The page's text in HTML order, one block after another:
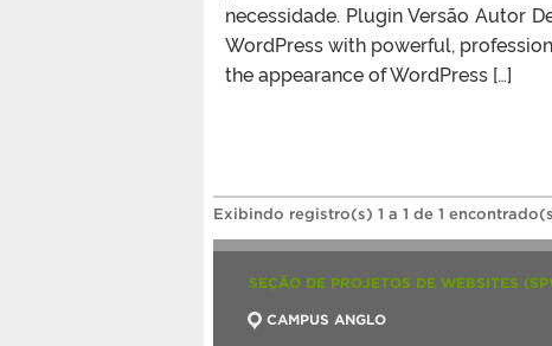
necessidade. Plugin Versão Autor
WordPress with powerful,
the appearance of WordPress […]
Exibindo registro(s) 1 a 1 de 1
SEÇÃO DE PROJETOS DE WEBSITES
CAMPUS ANGLO